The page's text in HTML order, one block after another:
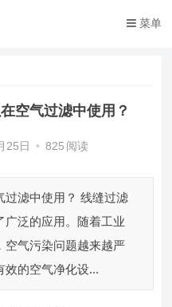
菜单
空气过滤中使用？
25日 • 825 阅读
过滤中使用？ 线缝过滤
广泛的应用。随着工业
空气污染问题越来越严
效的空气净化设...